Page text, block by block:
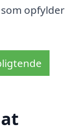
opfylder